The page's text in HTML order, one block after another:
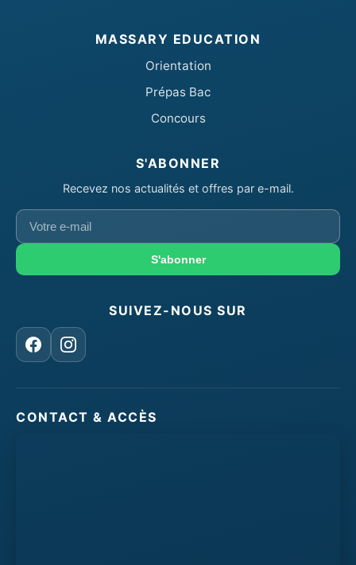
MASSARY EDUCATION
Orientation
Prépas Bac
Concours
S'ABONNER
Recevez nos actualités et offres par e-mail.
Votre
e-
S'abonner
SUIVEZ-NOUS SUR
FacebookInstagram
CONTACT & ACCÈS